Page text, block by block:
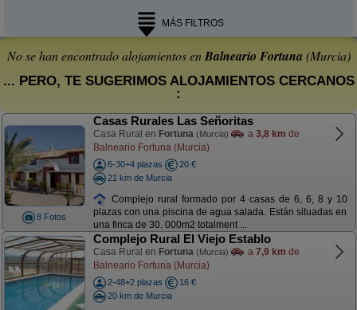
MÁS FILTROS
No se han encontrado alojamientos enBalneario Fortuna (Murcia)
... PERO, TE SUGERIMOS ALOJAMIENTOS CERCANOS
:
8 Fotos
Casas Rurales Las Señoritas
Casa Rural en Fortuna (Murcia) a 3,8 km de
Balneario Fortuna (Murcia)
6-30+4 plazas
20 €
21 km de Murcia
Complejo rural formado por 4 casas de 6, 6, 8 y 10
plazas con una piscina de agua salada. Están situadas en
una finca de 30. 000m2 totalment ...
Complejo Rural El Viejo Establo
Casa Rural en Fortuna (Murcia) a 7,9 km de
Balneario Fortuna (Murcia)
2-48+2 plazas
16 €
20 km de Murcia